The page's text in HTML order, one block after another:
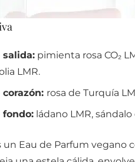
salida:pimienta rosa CO₂
LMR.
rosa de Turquía
fondo:ládano LMR,
un Eau de Parfum vegano